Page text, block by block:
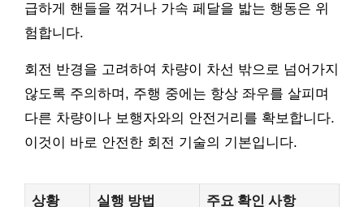
급하게 핸들을 꺾거나 가속 페달을 밟는 행동은 위
험합니다.
회전 반경을 고려하여 차량이 차선 밖으로 넘어가지
않도록 주의하며, 주행 중에는 항상 좌우를 살피며
다른 차량이나 보행자와의 안전거리를 확보합니다.
이것이 바로 안전한 회전 기술의 기본입니다.
상황 실행 방법 주요 확인 사항